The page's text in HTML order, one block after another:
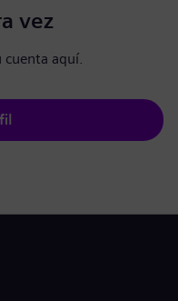
vez
cuenta aquí.